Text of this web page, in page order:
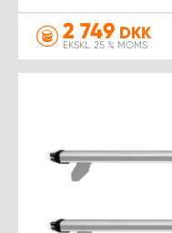
2 749 DKK
EKSKL. 25 % MOMS